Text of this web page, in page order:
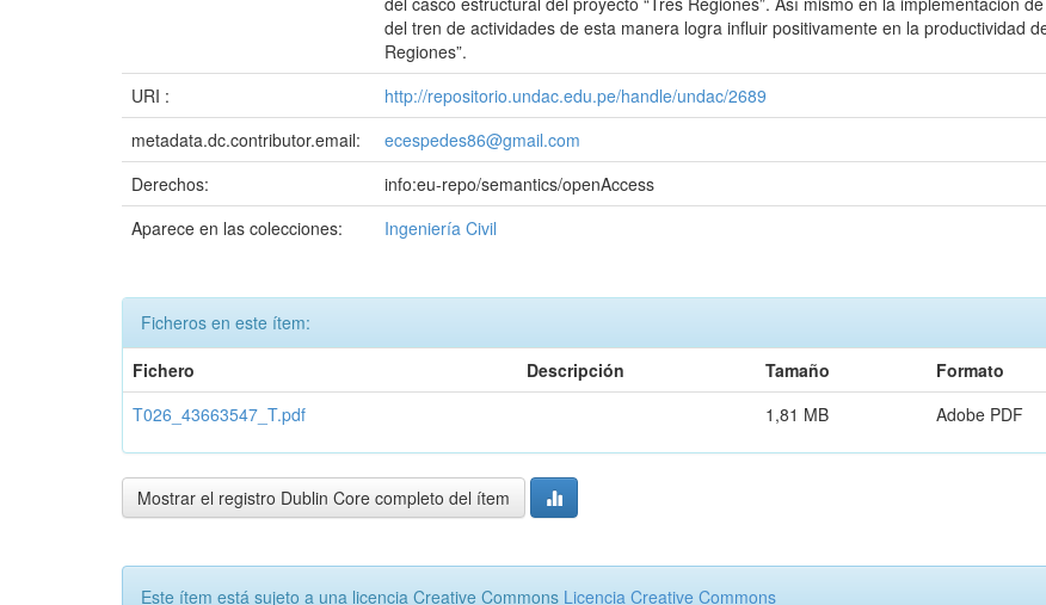
del tren de actividades de esta manera logra influir positivamente en la productividad
Regiones”.
URI :
http://repositorio.undac.edu.pe/handle/undac/2689
metadata.dc.contributor.email:
ecespedes86@gmail.com
Derechos:
info:eu-repo/semantics/openAccess
Aparece en las colecciones:
Ingeniería Civil
Ficheros en este ítem:
Fichero
Descripción Tamaño
Formato
T026_43663547_T.pdf
1,81 MB Adobe PDF
Mostrar el registro Dublin Core completo del ítem
Este ítem está sujeto a una licencia Creative Commons Licencia Creative Commons